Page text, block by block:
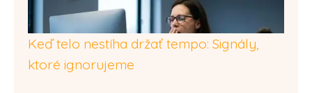
Keď telo nestíha držať tempo: Signály,
ktoré ignorujeme